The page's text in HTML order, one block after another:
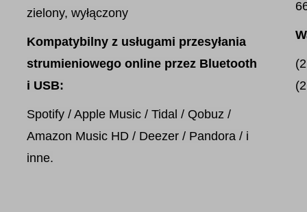
zielony, wyłączony
Kompatybilny z usługami przesyłania
strumieniowego online przez Bluetooth
i USB:
Spotify / Apple Music / Tidal / Qobuz /
Amazon Music HD / Deezer / Pandora / i
inne.